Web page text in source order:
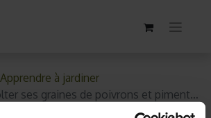
Apprendre à jardiner
ses graines de poivrons et piments ?